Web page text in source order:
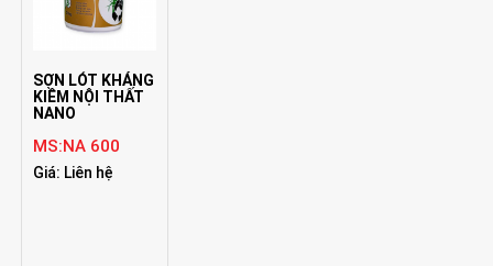
SƠN LÓT KHÁNG
KIỀM NỘI THẤT
NANO
MS:NA 600
Giá: Liên hệ